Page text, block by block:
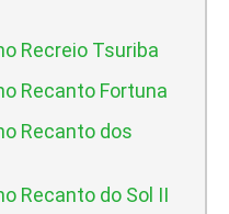
Recreio Tsuriba
Recanto Fortuna
Recanto dos
Recanto do Sol II